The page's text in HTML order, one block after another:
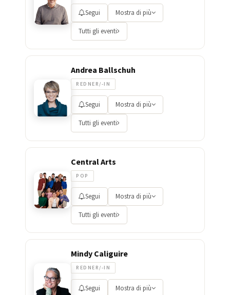
Segui Mostra di più
Tutti gli eventi
Andrea Ballschuh
REDNER/-IN
Segui Mostra di più
Tutti gli eventi
Central Arts
POP
Segui Mostra di più
Tutti gli eventi
Mindy Caliguire
REDNER/-IN
Segui Mostra di più